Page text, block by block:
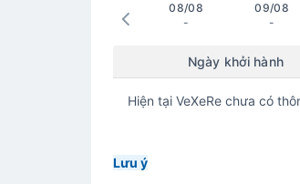
08/08
-
09/08
-
Ngày khởi hành
Hiện tại VeXeRe chưa có
Lưu ý